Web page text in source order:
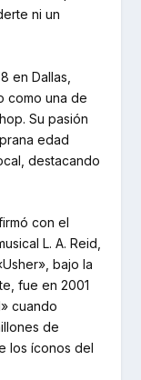
ni un
en Dallas,
como una de
Su pasión
edad
destacando
con el
L. A. Reid,
bajo la
fue en 2001
cuando
de
los íconos del